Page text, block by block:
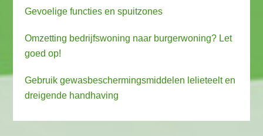
Gevoelige functies en spuitzones
Omzetting bedrijfswoning naar burgerwoning? Let
goed op!
Gebruik gewasbeschermingsmiddelen lelieteelt en
dreigende handhaving